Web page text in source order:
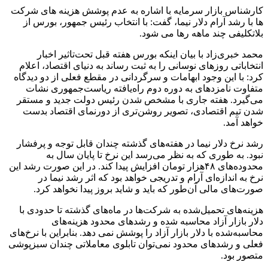
کارشناس بازار سرمایه با اشاره به عدم پوشش هزینه های شرکت
ها با رشد آرام دلار نیما، گفت: با انتخاب رئیس جمهور، بورس از
بلاتکلیفی چند‌ ماهه رها می شود.
محمد خبری‌زاد با بیان اینکه بورس هفته قبل تحت‌تاثیر اخبار
انتخاباتی روزهای نوسانی را به ثبت رساند به دنیای اقتصاد، اعلام
کرد: با این وجود ابهامات و سرگردانی در مقطع فعلی از دو دیدگاه
متفاوت نامزدهای به دوره دوم راه‌یافته ریاست‌جمهوری نشات
می‌گیرد. هفته جاری با مشخص شدن رئیس دولت جدید و مستقر
شدن تیم اقتصادی، تصویر روشن‌تری از دورنمای اقتصاد بدست
خواهد آمد.
رشد نرخ دلار نیما در هفته‌های گذشته چندان قابل توجه و پرفشار
نبود. به طوری که به نظر می‌رسد این نرخ تا پایان سال به
محدوده‌های ۴۸هزار تومان افزایش پیدا کند. در این صورت رشد این
نرخ به اندازه‌ای آرام و تدریجی خواهد بود که اثر رشد نیما در
صورت‌های مالی آن‌طور که باید و شاید بروز پیدا نخواهد کرد.
هزینه‌های تحمیل‌شده به شرکت‌ها در ماه‌های گذشته تا حدودی با
دلار بازار آزاد محاسبه شده و رشد‌های محدود هزینه‌های
محاسبه‌شده با دلار بازار آزاد را پوشش نمی دهد. بنابراین با نرخ‌های
فعلی و رشد‌های محدود نمی‌توان تابلوی معاملاتی چندان سبزپوشی
متصور بود.